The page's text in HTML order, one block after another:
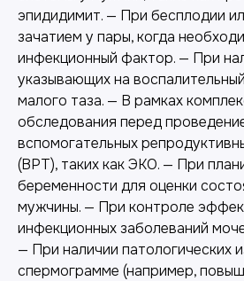
эпидидимит. — При бесплодии
зачатием у пары, когда
инфекционный фактор. — При
указывающих на
малого таза. — В рамках
обследования перед
вспомогательных
(ВРТ), таких как ЭКО. — При
беременности для оценки
мужчины. — При контроле
инфекционных заболеваний
— При наличии патологических
спермограмме (например,